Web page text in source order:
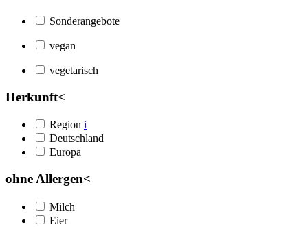
Sonderangebote
vegan
vegetarisch
Herkunft<
Region i
Deutschland
Europa
ohne Allergen<
Milch
Eier